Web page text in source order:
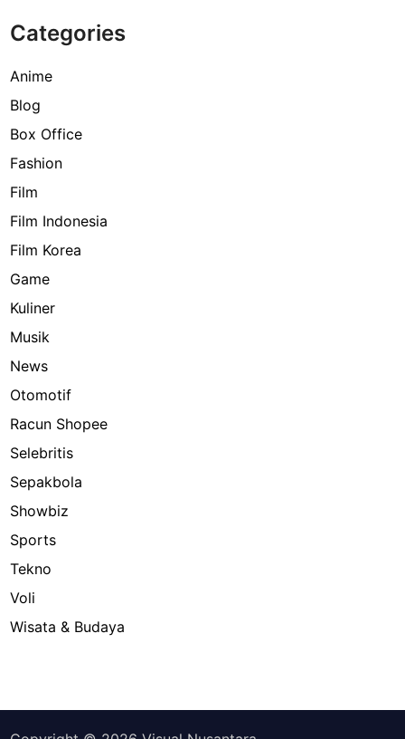
Categories
Anime
Blog
Box Office
Fashion
Film
Film Indonesia
Film Korea
Game
Kuliner
Musik
News
Otomotif
Racun Shopee
Selebritis
Sepakbola
Showbiz
Sports
Tekno
Voli
Wisata & Budaya